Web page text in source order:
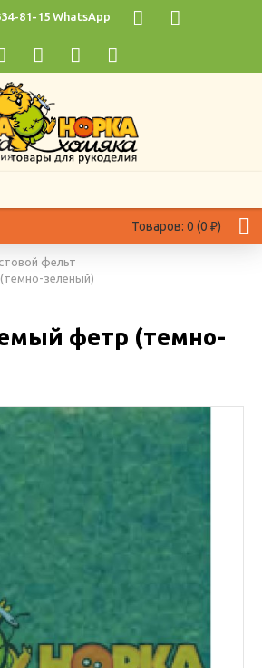
81-15 WhatsApp
Товаров: 0 (0 ₽)
фельт
зеленый)
фетр (темно-